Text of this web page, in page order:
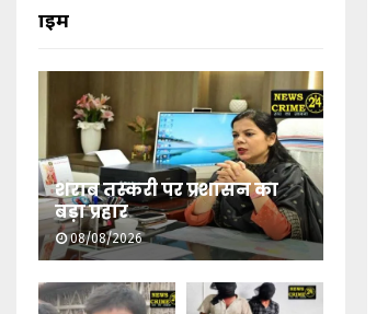
क्राइम
शराब तस्करी पर प्रशासन का
बड़ा प्रहार
08/08/2026